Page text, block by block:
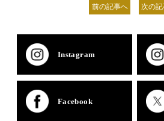
前の記事へ 次の
Instagram
Facebook